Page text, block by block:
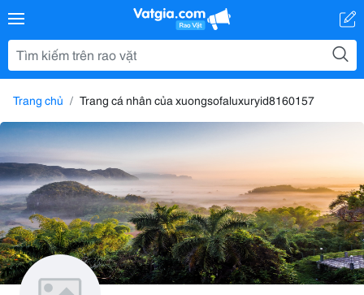
Trang chủ Trang cá nhân của xuongsofaluxuryid8160157